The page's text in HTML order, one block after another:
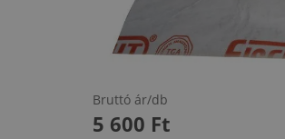
Bruttó ár/db
5 600 Ft